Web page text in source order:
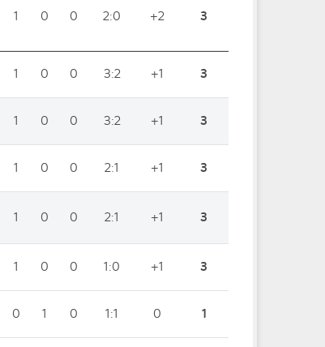
1 0 0 2:0 +2 3
1 0 0 3:2 +1 3
1 0 0 3:2 +1 3
1 0 0 2:1 +1 3
1 0 0 2:1 +1 3
1 0 0 1:0 +1 3
0 1 0 1:1 0 1